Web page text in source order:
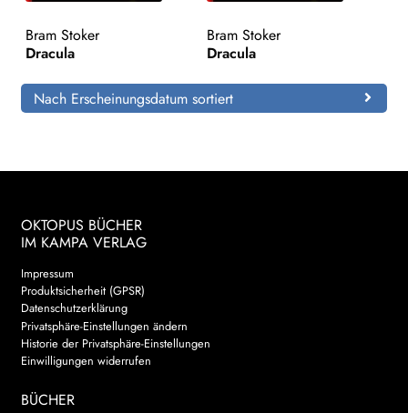
Bram Stoker
Dracula
Bram Stoker
Dracula
Nach Erscheinungsdatum sortiert
OKTOPUS BÜCHER
IM KAMPA VERLAG
Impressum
Produktsicherheit (GPSR)
Datenschutzerklärung
Privatsphäre-Einstellungen ändern
Historie der Privatsphäre-Einstellungen
Einwilligungen widerrufen
BÜCHER